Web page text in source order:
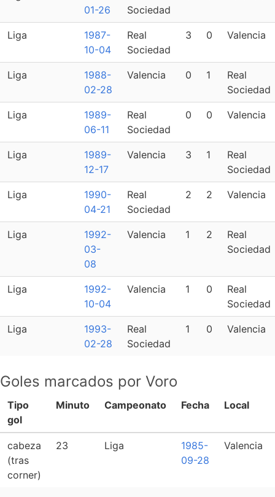
01-26
Sociedad
Liga
1987-
10-04
Real
Sociedad
3 0 Valencia
Liga
1988-
02-28
Valencia 0 1
Real
Sociedad
Liga
1989-
06-11
Real
Sociedad
0 0 Valencia
Liga
1989-
12-17
Valencia 3 1
Real
Sociedad
Liga
1990-
04-21
Real
Sociedad
2 2 Valencia
Liga
1992-
03-
08
Valencia 1 2
Real
Sociedad
Liga
1992-
10-04
Valencia 1 0
Real
Sociedad
Liga
1993-
02-28
Real
Sociedad
1 0 Valencia
Goles marcados por Voro
Tipo
gol
Minuto Campeonato Fecha Local
cabeza
(tras
corner)
23 Liga
1985-
09-28
Valencia